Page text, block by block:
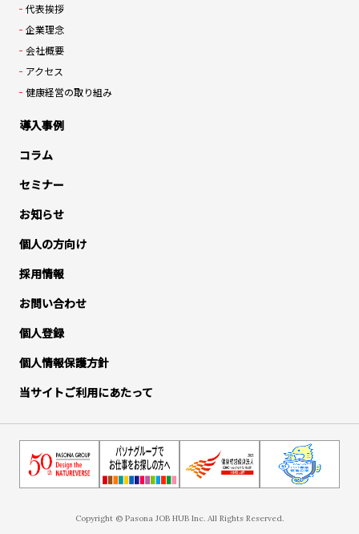
代表挨拶
企業理念
会社概要
アクセス
健康経営の取り組み
導入事例
コラム
セミナー
お知らせ
個人の方向け
採用情報
お問い合わせ
個人登録
個人情報保護方針
当サイトご利用にあたって
Copyright © Pasona JOB HUB Inc. All Rights Reserved.